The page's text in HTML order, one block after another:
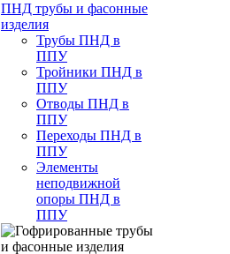
ПНД трубы и фасонные
изделия
Трубы ПНД в
ППУ
Тройники ПНД в
ППУ
Отводы ПНД в
ППУ
Переходы ПНД в
ППУ
Элементы
неподвижной
опоры ПНД в
ППУ